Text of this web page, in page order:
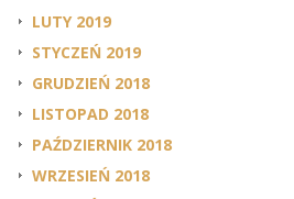
LUTY 2019
STYCZEŃ 2019
GRUDZIEŃ 2018
LISTOPAD 2018
PAŹDZIERNIK 2018
WRZESIEŃ 2018